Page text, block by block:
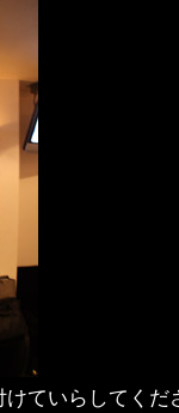
ていらしてくだ